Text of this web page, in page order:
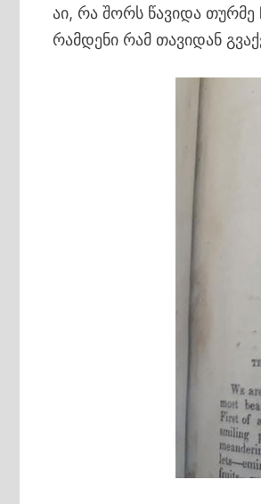
აი, რა შორს წავიდა
რამდენი რამ თავიდან